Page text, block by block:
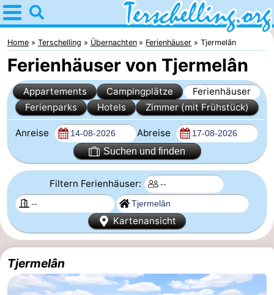
Home
Terschelling
Tipps
Für
kindern
Dörfer
Natur
Jugend
Übernachten
Appartements
-
Elements
-
Home Terschelling Übernachten Ferienhäuser Tjermelân
Ferienhäuser von Tjermelân
Appartements Campingplätze
Ferienhäuser
Ferienparks
Hotels Zimmer (mit Frühstück)
Anreise Abreise
Suchen und finden
Filtern Ferienhäuser:
Kartenansicht
Tjermelân